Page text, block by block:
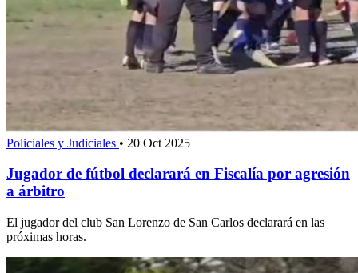
Policiales y Judiciales • 20 Oct 2025
Jugador de fútbol declarará en Fiscalía por agresión
a árbitro
El jugador del club San Lorenzo de San Carlos declarará en las
próximas horas.